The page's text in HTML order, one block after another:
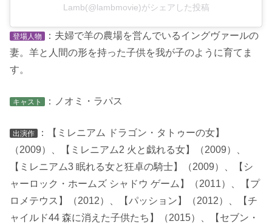
Lamb(@lambmovie)がシェアした投稿
登場人物
：夫婦で羊の農場を営んでいるイングヴァールの
妻。羊と人間の形を持った子供を我が子のように育てま
す。
キャスト ：ノオミ・ラパス
出演作
：【ミレニアム ドラゴン・タトゥーの女】
（2009）、【ミレニアム2 火と戯れる女】（2009）、
【ミレニアム3 眠れる女と狂卓の騎士】（2009）、【シ
ャーロック・ホームズ シャドウ ゲーム】（2011）、【プ
ロメテウス】（2012）、【パッション】（2012）、【チ
ャイルド44 森に消えた子供たち】（2015）、【セブン・